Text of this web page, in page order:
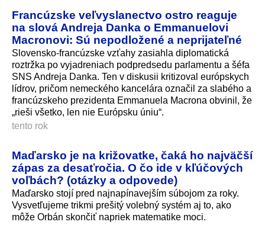
Francúzske veľvyslanectvo ostro reaguje
na slová Andreja Danka o Emmanuelovi
Macronovi: Sú nepodložené a neprijateľné
Slovensko-francúzske vzťahy zasiahla diplomatická
roztržka po vyjadreniach podpredsedu parlamentu a šéfa
SNS Andreja Danka. Ten v diskusii kritizoval európskych
lídrov, pričom nemeckého kancelára označil za slabého a
francúzskeho prezidenta Emmanuela Macrona obvinil, že
„rieši všetko, len nie Európsku úniu“.
tento rok
Maďarsko je na križovatke, čaká ho najväčší
zápas za desaťročia. O čo ide v kľúčových
voľbách? (otázky a odpovede)
Maďarsko stojí pred najnapínavejším súbojom za roky.
Vysvetľujeme trikmi prešitý volebný systém aj to, ako
môže Orbán skončiť napriek matematike moci.